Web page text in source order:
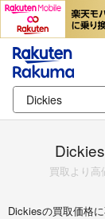
買取より
Dickiesの買取価格